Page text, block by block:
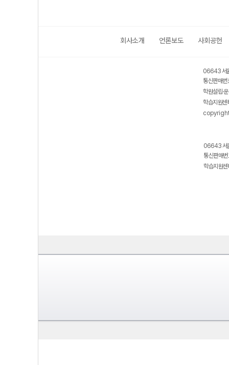
회사소개 언론보도 사회공헌
06643 서
통신판매
학원설립·
학습지원
06643 서
통신판매
학습지원